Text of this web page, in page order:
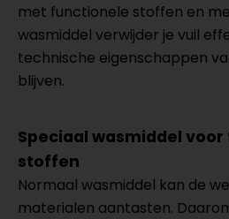
met functionele stoffen en
wasmiddel verwijder je vuil
technische eigenschappen
blijven.
Speciaal wasmiddel
stoffen
Normaal wasmiddel kan de
materialen aantasten.